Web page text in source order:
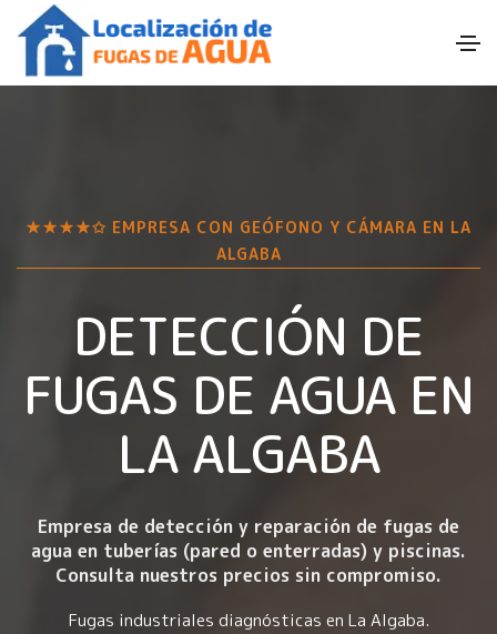
★★★★✩ EMPRESA CON GEÓFONO Y CÁMARA EN LA
ALGABA
DETECCIÓN DE
FUGAS DE AGUA EN
LA ALGABA
Empresa de detección y reparación de fugas de
agua en tuberías (pared o enterradas) y piscinas.
Consulta nuestros precios sin compromiso.
Fugas industriales diagnósticas en La Algaba.